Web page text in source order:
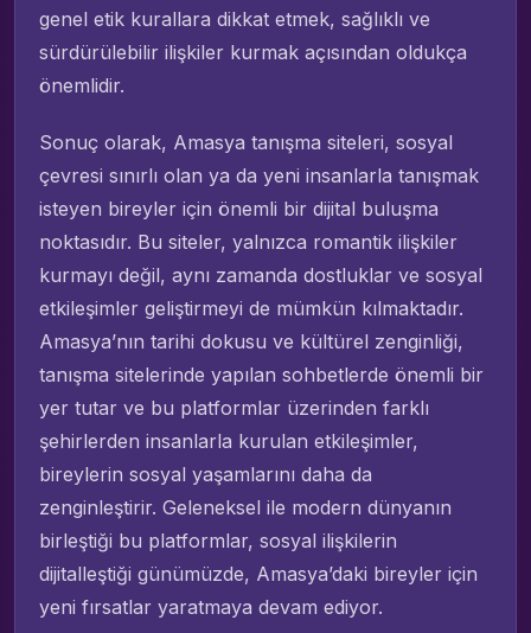
genel etik kurallara dikkat etmek, sağlıklı ve
sürdürülebilir ilişkiler kurmak açısından oldukça
önemlidir.
Sonuç olarak, Amasya tanışma siteleri, sosyal
çevresi sınırlı olan ya da yeni insanlarla tanışmak
isteyen bireyler için önemli bir dijital buluşma
noktasıdır. Bu siteler, yalnızca romantik ilişkiler
kurmayı değil, aynı zamanda dostluklar ve sosyal
etkileşimler geliştirmeyi de mümkün kılmaktadır.
Amasya’nın tarihi dokusu ve kültürel zenginliği,
tanışma sitelerinde yapılan sohbetlerde önemli bir
yer tutar ve bu platformlar üzerinden farklı
şehirlerden insanlarla kurulan etkileşimler,
bireylerin sosyal yaşamlarını daha da
zenginleştirir. Geleneksel ile modern dünyanın
birleştiği bu platformlar, sosyal ilişkilerin
dijitalleştiği günümüzde, Amasya’daki bireyler için
yeni fırsatlar yaratmaya devam ediyor.